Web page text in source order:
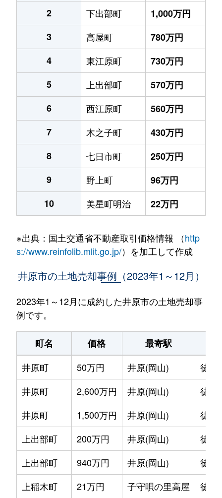
2
下出部町
1,000万円
3
高屋町
780万円
4
東江原町
730万円
5
上出部町
570万円
6
西江原町
560万円
7
木之子町
430万円
8
七日市町
250万円
9
野上町
96万円
10
美星町明治 22万円
※出典：国土交通省不動産取引価格情報 （http
s://www.reinfolib.mlit.go.jp/）を加工して作成
井原市の土地売却事例（2023年1～12月）
2023年1～12月に成約した井原市の土地売却事
例です。
町名 価格 最寄駅
井原町
50万円 井原(岡山)
徒歩
井原町
2,600万円 井原(岡山)
徒歩
井原町
1,500万円 井原(岡山)
徒歩
上出部町
200万円 井原(岡山)
徒歩
上出部町
940万円 井原(岡山)
徒歩
上稲木町
21万円 子守唄の里高屋
徒歩